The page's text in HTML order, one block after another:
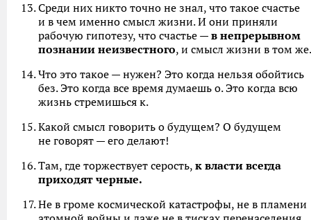
Среди них никто точно не знал, что такое счастье
и в чем именно смысл жизни. И они приняли
рабочую гипотезу, что счастье — в непрерывном
познании неизвестного, и смысл жизни в том же.
Что это такое — нужен? Это когда нельзя обойтись
без. Это когда все время думаешь о. Это когда всю
жизнь стремишься к.
Какой смысл говорить о будущем? О будущем
не говорят — его делают!
Там, где торжествует серость, к власти всегда
приходят черные.
Не в громе космической катастрофы, не в пламени